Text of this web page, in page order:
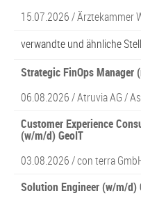
15.07.2026 /Ärztekammer
verwandte und ähnliche
Strategic FinOps Manager
06.08.2026 /Atruvia AG/
Customer Experience
(w/m/d) GeoIT
03.08.2026 /con terra
Solution Engineer (w/m/d)